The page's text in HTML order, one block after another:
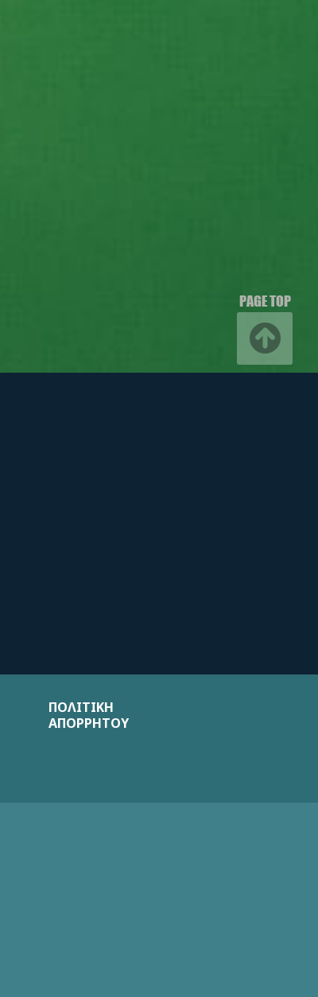
PAGE TOP
ΠΟΛΙΤΙΚΗ
ΑΠΟΡΡΗΤΟΥ